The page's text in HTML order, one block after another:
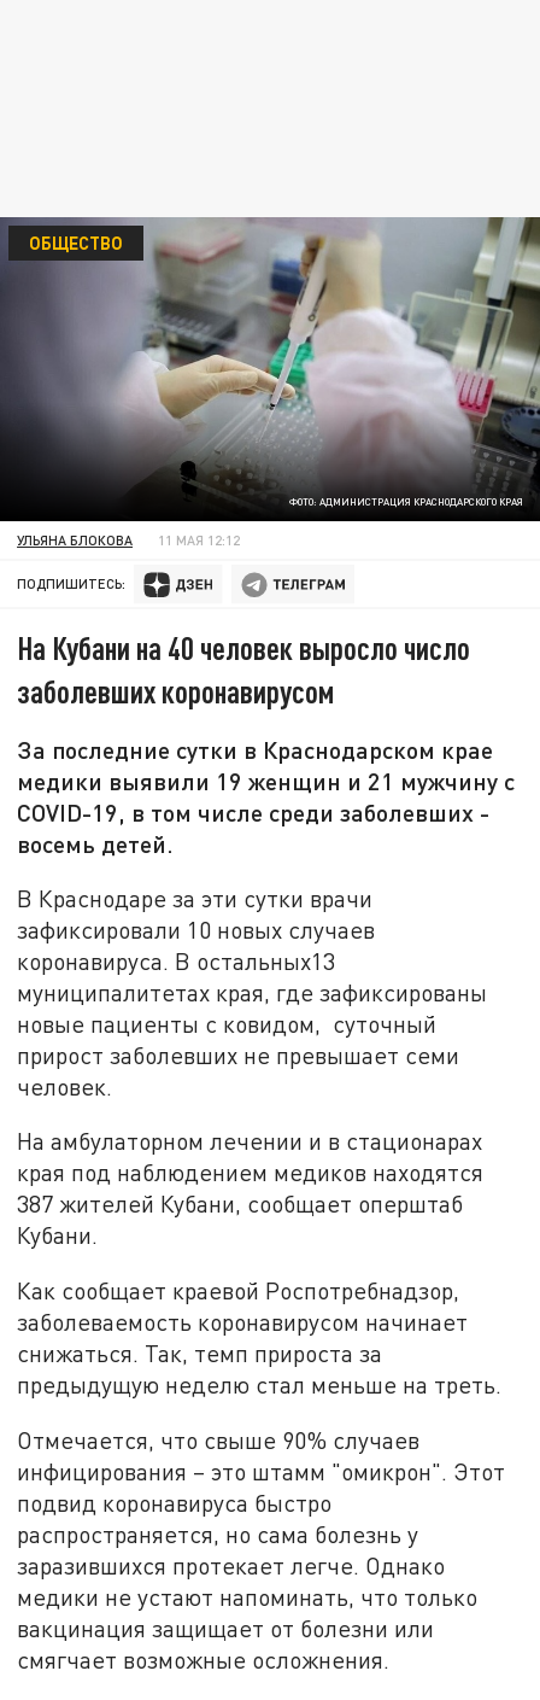
ФОТО: АДМИНИСТРАЦИЯ КРАСНОДАРСКОГО КРАЯ
ОБЩЕСТВО
УЛЬЯНА БЛОКОВА 11 МАЯ 12:12
ПОДПИШИТЕСЬ:
На Кубани на 40 человек выросло число
заболевших коронавирусом
За последние сутки в Краснодарском крае
медики выявили 19 женщин и 21 мужчину с
COVID-19, в том числе среди заболевших -
восемь детей.
В Краснодаре за эти сутки врачи
зафиксировали 10 новых случаев
коронавируса. В остальных13
муниципалитетах края, где зафиксированы
новые пациенты с ковидом, суточный
прирост заболевших не превышает семи
человек.
На амбулаторном лечении и в стационарах
края под наблюдением медиков находятся
387 жителей Кубани, сообщает оперштаб
Кубани.
Как сообщает краевой Роспотребнадзор,
заболеваемость коронавирусом начинает
снижаться. Так, темп прироста за
предыдущую неделю стал меньше на треть.
Отмечается, что свыше 90% случаев
инфицирования – это штамм "омикрон". Этот
подвид коронавируса быстро
распространяется, но сама болезнь у
заразившихся протекает легче. Однако
медики не устают напоминать, что только
вакцинация защищает от болезни или
смягчает возможные осложнения.